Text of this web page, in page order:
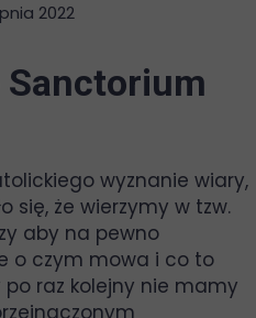
2022
wyznanie wiary,
się, że wierzymy w tzw.
aby na pewno
o czym mowa i co to
po raz kolejny nie mamy